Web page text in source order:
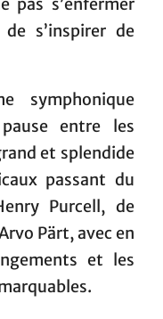
pas s’enfermer
s’inspirer de
symphonique
entre les
et splendide
passant du
Purcell, de
Pärt, avec en
et les